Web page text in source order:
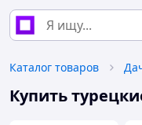
Каталог товаров
Купить